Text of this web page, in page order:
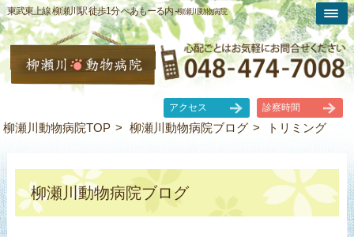
東武東上線 柳瀬川駅 徒歩1分 ぺあもーる内 -柳瀬川動物病院
アクセス 診察時間
柳瀬川動物病院TOP 柳瀬川動物病院ブログ トリミング
柳瀬川動物病院ブログ